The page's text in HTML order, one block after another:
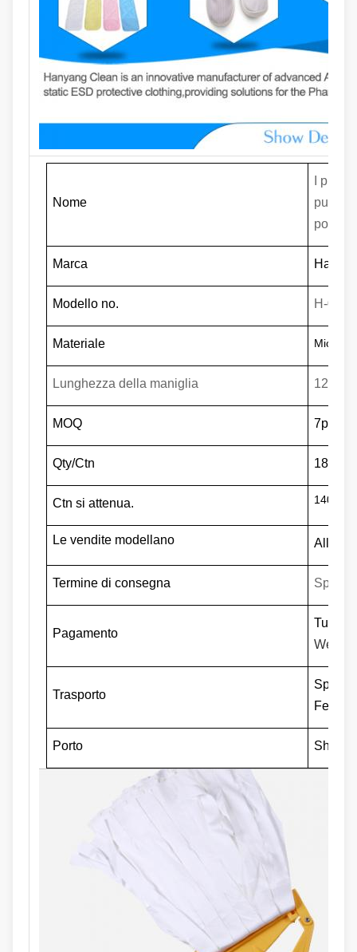
Nome
I pp
Marca
Modello no. H-002
Materiale
Lunghezza della maniglia 125
MOQ 7pc
Qty/Ctn 18cs
Ctn si attenua. 140
Le vendite modellano
Termine di consegna
Pagamento
Tutto il
Trasporto
Fedex,
Porto